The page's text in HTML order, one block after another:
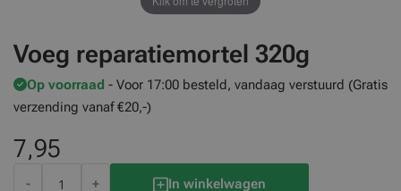
Voeg reparatiemortel 320g
Op voorraad - Voor 17:00 besteld, vandaag verstuurd (Gratis
verzending vanaf €20,-)
7,95
- + In winkelwagen